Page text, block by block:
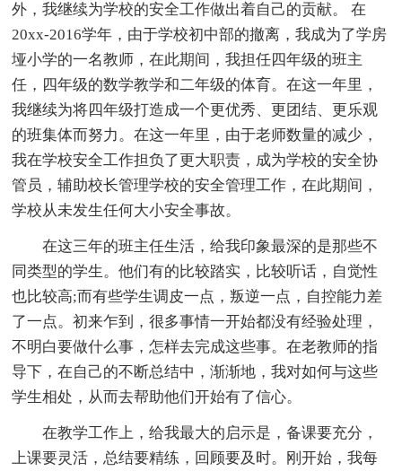
外，我继续为学校的安全工作做出着自己的贡献。 在
20xx-2016学年，由于学校初中部的撤离，我成为了学房
垭小学的一名教师，在此期间，我担任四年级的班主
任，四年级的数学教学和二年级的体育。在这一年里，
我继续为将四年级打造成一个更优秀、更团结、更乐观
的班集体而努力。在这一年里，由于老师数量的减少，
我在学校安全工作担负了更大职责，成为学校的安全协
管员，辅助校长管理学校的安全管理工作，在此期间，
学校从未发生任何大小安全事故。
在这三年的班主任生活，给我印象最深的是那些不
同类型的学生。他们有的比较踏实，比较听话，自觉性
也比较高;而有些学生调皮一点，叛逆一点，自控能力差
了一点。初来乍到，很多事情一开始都没有经验处理，
不明白要做什么事，怎样去完成这些事。在老教师的指
导下，在自己的不断总结中，渐渐地，我对如何与这些
学生相处，从而去帮助他们开始有了信心。
在教学工作上，给我最大的启示是，备课要充分，
上课要灵活，总结要精练，回顾要及时。刚开始，我每